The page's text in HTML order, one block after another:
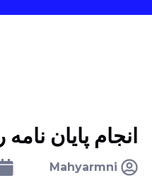
انجام پایان
Mahyarmni